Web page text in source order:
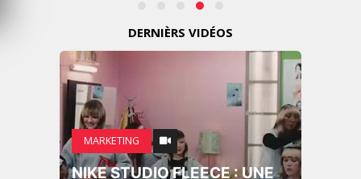
DERNIÈRS VIDÉOS
MARKETING
NIKE STUDIO FLEECE : UNE